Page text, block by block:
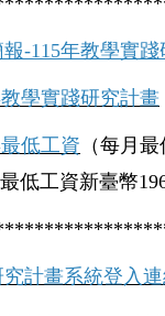
-115年教學實踐
學實踐研究計畫
低工資 （每月
低工資新臺幣196
計畫系統登入